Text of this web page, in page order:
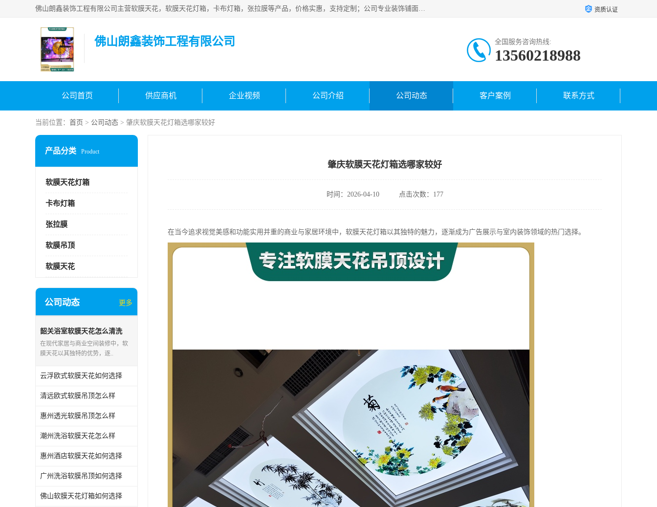
佛山朗鑫装饰工程有限公司主营软膜天花，软膜天花灯箱，卡布灯箱，张拉膜等产品，价格实惠，支持定制；公司专业装饰铺面，家居，会展特装，软膜等工程，技能精良人员，安装快、价格合理，质量保证、热诚与各方有识人士合作，欢迎新老客户来电咨询。 资质认证
佛山朗鑫装饰工程有限公司 全国服务咨询热线:
13560218988
公司首页 供应商机 企业视频 公司介绍 公司动态 客户案例 联系方式
当前位置： 首页 > 公司动态 > 肇庆软膜天花灯箱选哪家较好
产品分类 Product
软膜天花灯箱
卡布灯箱
张拉膜
软膜吊顶
软膜天花
公司动态 更多
韶关浴室软膜天花怎么清洗
在现代家居与商业空间装修中，软
膜天花以其独特的优势，逐..
云浮欧式软膜天花如何选择
清远欧式软膜吊顶怎么样
惠州透光软膜吊顶怎么样
潮州洗浴软膜天花怎么样
惠州酒店软膜天花如何选择
广州洗浴软膜吊顶如何选择
佛山软膜天花灯箱如何选择
肇庆软膜天花灯箱选哪家较好
时间：2026-04-10 点击次数：177
在当今追求视觉美感和功能实用并重的商业与家居环境中，软膜天花灯箱以其独特的魅力，逐渐成为广告展示与室内装饰领域的热门选择。